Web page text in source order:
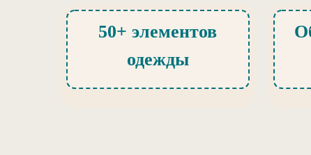
50+ элементов
одежды